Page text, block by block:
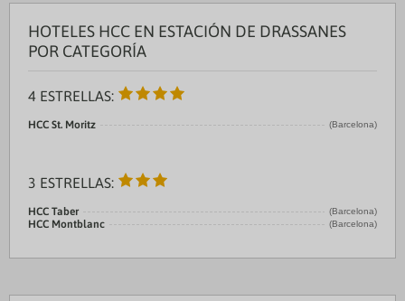
HOTELES HCC EN ESTACIÓN DE DRASSANES
POR CATEGORÍA
4 ESTRELLAS:
HCC St. Moritz (Barcelona)
3 ESTRELLAS:
HCC Taber (Barcelona)
HCC Montblanc (Barcelona)